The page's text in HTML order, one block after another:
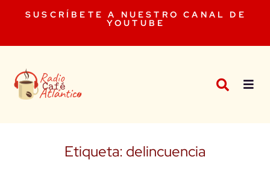
SUSCRÍBETE A NUESTRO CANAL DE
YOUTUBE
Etiqueta: delincuencia